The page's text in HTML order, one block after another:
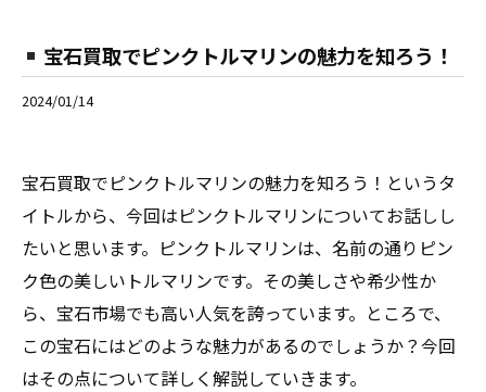
宝石買取でピンクトルマリンの魅力を知ろう！
2024/01/14
宝石買取でピンクトルマリンの魅力を知ろう！というタ
イトルから、今回はピンクトルマリンについてお話しし
たいと思います。ピンクトルマリンは、名前の通りピン
ク色の美しいトルマリンです。その美しさや希少性か
ら、宝石市場でも高い人気を誇っています。ところで、
この宝石にはどのような魅力があるのでしょうか？今回
はその点について詳しく解説していきます。